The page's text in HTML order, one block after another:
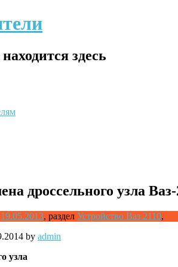
здесь
дроссельного узла
19.05.2013, раздел Устройство Ваз 2110,
by admin
узла